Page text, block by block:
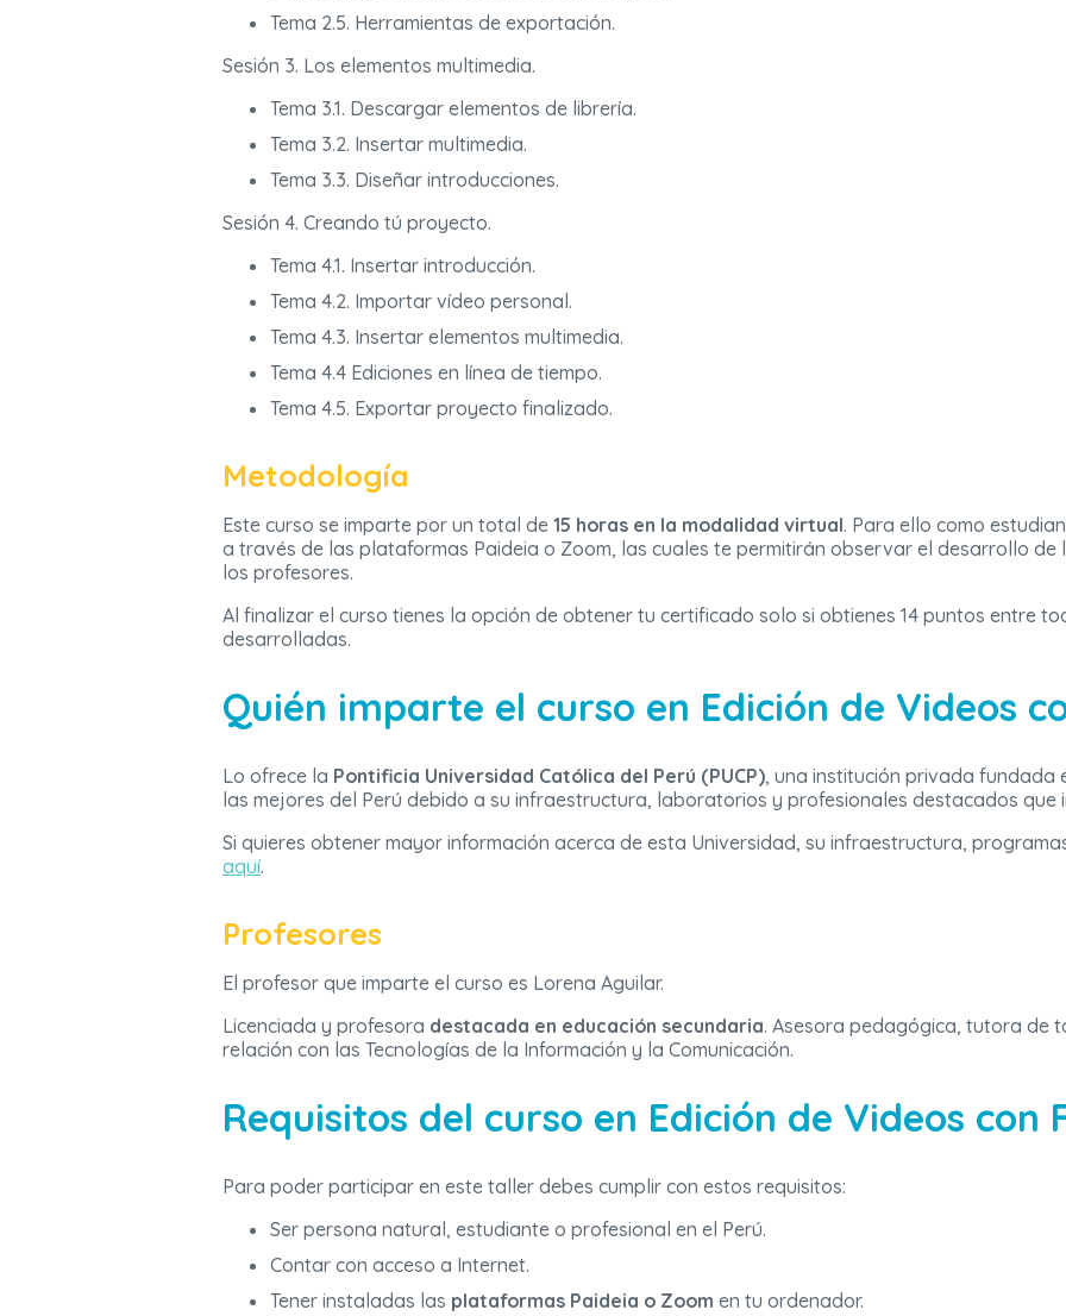
Tema 2.5. Herramientas de exportación.
Sesión 3. Los elementos multimedia.
Tema 3.1. Descargar elementos de librería.
Tema 3.2. Insertar multimedia.
Tema 3.3. Diseñar introducciones.
Sesión 4. Creando tú proyecto.
Tema 4.1. Insertar introducción.
Tema 4.2. Importar vídeo personal.
Tema 4.3. Insertar elementos multimedia.
Tema 4.4 Ediciones en línea de tiempo.
Tema 4.5. Exportar proyecto finalizado.
Metodología
Este curso se imparte por un total de 15 horas en la modalidad virtual. Para ello como
a través de las plataformas Paideia o Zoom, las cuales te permitirán observar el desarrollo
los profesores.
Al finalizar el curso tienes la opción de obtener tu certificado solo si obtienes 14 puntos entre
desarrolladas.
Quién imparte el curso en Edición de Videos
Lo ofrece la Pontificia Universidad Católica del Perú (PUCP), una institución privada fundada
las mejores del Perú debido a su infraestructura, laboratorios y profesionales destacados que
Si quieres obtener mayor información acerca de esta Universidad, su infraestructura,
aquí.
Profesores
El profesor que imparte el curso es Lorena Aguilar.
Licenciada y profesora destacada en educación secundaria. Asesora pedagógica, tutora de
relación con las Tecnologías de la Información y la Comunicación.
Requisitos del curso en Edición de Videos con
Para poder participar en este taller debes cumplir con estos requisitos:
Ser persona natural, estudiante o profesional en el Perú.
Contar con acceso a Internet.
Tener instaladas las plataformas Paideia o Zoom en tu ordenador.